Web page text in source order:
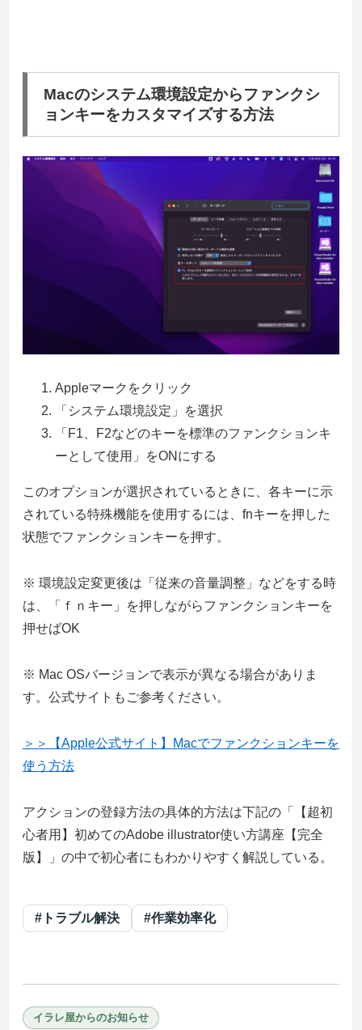
Macのシステム環境設定からファンクシ
ョンキーをカスタマイズする方法
Appleマークをクリック
「システム環境設定」を選択
「F1、F2などのキーを標準のファンクションキ
ーとして使用」をONにする
このオプションが選択されているときに、各キーに示
されている特殊機能を使用するには、fnキーを押した
状態でファンクションキーを押す。
※ 環境設定変更後は「従来の音量調整」などをする時
は、「ｆｎキー」を押しながらファンクションキーを
押せばOK
※ Mac OSバージョンで表示が異なる場合がありま
す。公式サイトもご参考ください。
＞＞【Apple公式サイト】Macでファンクションキーを
使う方法
アクションの登録方法の具体的方法は下記の「【超初
心者用】初めてのAdobe illustrator使い方講座【完全
版】」の中で初心者にもわかりやすく解説している。
#トラブル解決 #作業効率化
イラレ屋からのお知らせ